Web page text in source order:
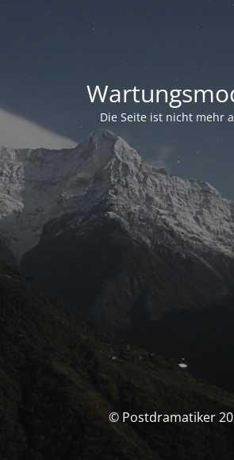
Die Seite ist nicht mehr
© Postdramatiker